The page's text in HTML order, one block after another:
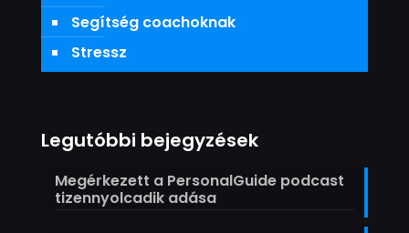
Segítség coachoknak
Stressz
Legutóbbi bejegyzések
Megérkezett a PersonalGuide podcast
tizennyolcadik adása